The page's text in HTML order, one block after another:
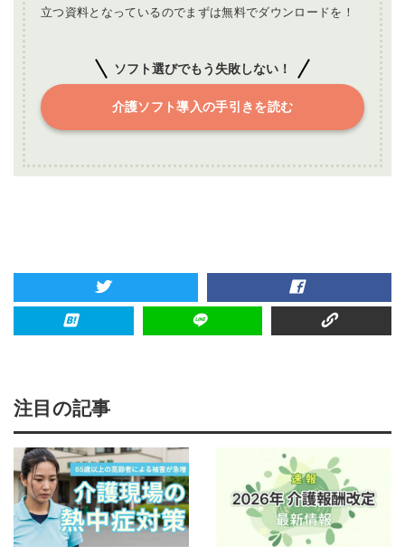
立つ資料となっているのでまずは無料でダウンロードを！
ソフト選びでもう失敗しない！
介護ソフト導入の手引きを読む
注目の記事